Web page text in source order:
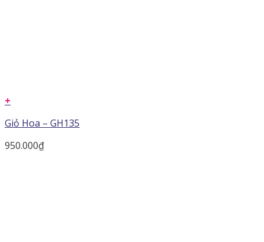
+
Giỏ Hoa – GH135
950.000₫